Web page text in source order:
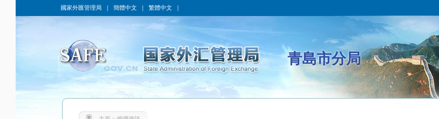
國家外匯管理局 簡體中文 繁體中文
青島市分局